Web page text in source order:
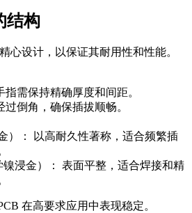
结构
心设计，以保证其耐用性和性能。
指需保持精确厚度和间距。
过倒角，确保插拔顺畅。
）： 以高耐久性著称，适合频繁插
镍浸金）： 表面平整，适合焊接和精
在高要求应用中表现稳定。